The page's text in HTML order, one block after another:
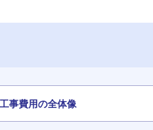
事費用の全体像